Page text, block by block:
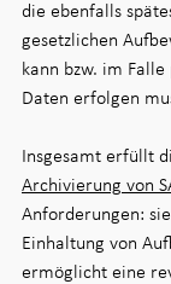
die ebenfalls
gesetzlichen
kann bzw. im
Daten erfolgen
Insgesamt erfüllt
Archivierung von
Anforderungen:
Einhaltung von
ermöglicht eine